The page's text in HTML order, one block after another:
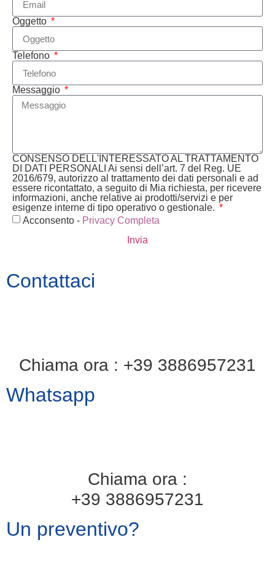
Oggetto
Telefono
Messaggio
CONSENSO DELL'INTERESSATO AL TRATTAMENTO
DI DATI PERSONALI Ai sensi dell’art. 7 del Reg. UE
2016/679, autorizzo al trattamento dei dati personali e ad
essere ricontattato, a seguito di Mia richiesta, per ricevere
informazioni, anche relative ai prodotti/servizi e per
esigenze interne di tipo operativo o gestionale.
Acconsento - Privacy Completa
Invia
Contattaci
Chiama ora : +39 3886957231
Whatsapp
Chiama ora :
+39 3886957231
Un preventivo?